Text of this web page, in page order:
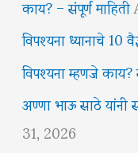
विपश्यना ध्यानाचे 10
विपश्यना म्हणजे काय?
अण्णा भाऊ साठे
31, 2026